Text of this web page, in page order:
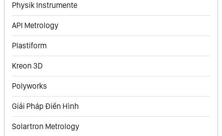
Physik Instrumente
API Metrology
Plastiform
Kreon 3D
Polyworks
Giải Pháp Điển Hình
Solartron Metrology